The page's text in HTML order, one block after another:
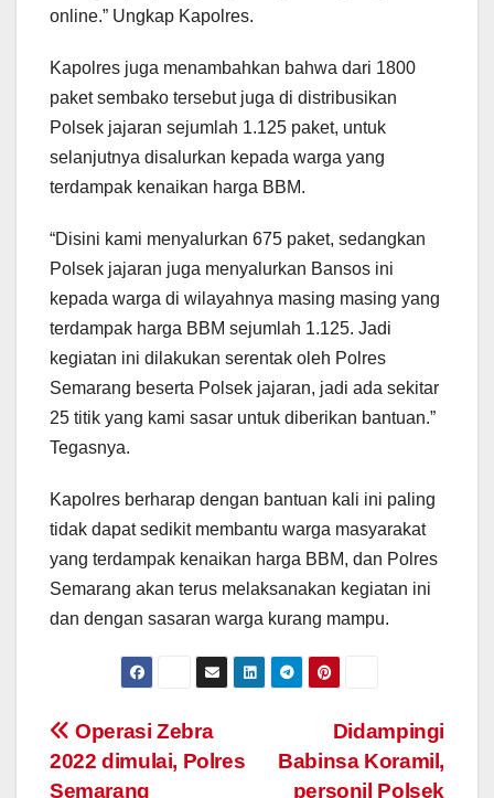
online.” Ungkap Kapolres.
Kapolres juga menambahkan bahwa dari 1800
paket sembako tersebut juga di distribusikan
Polsek jajaran sejumlah 1.125 paket, untuk
selanjutnya disalurkan kepada warga yang
terdampak kenaikan harga BBM.
“Disini kami menyalurkan 675 paket, sedangkan
Polsek jajaran juga menyalurkan Bansos ini
kepada warga di wilayahnya masing masing yang
terdampak harga BBM sejumlah 1.125. Jadi
kegiatan ini dilakukan serentak oleh Polres
Semarang beserta Polsek jajaran, jadi ada sekitar
25 titik yang kami sasar untuk diberikan bantuan.”
Tegasnya.
Kapolres berharap dengan bantuan kali ini paling
tidak dapat sedikit membantu warga masyarakat
yang terdampak kenaikan harga BBM, dan Polres
Semarang akan terus melaksanakan kegiatan ini
dan dengan sasaran warga kurang mampu.
Post
navigation
Didampingi
Babinsa Koramil,
personil Polsek
Operasi Zebra
2022 dimulai, Polres
Semarang